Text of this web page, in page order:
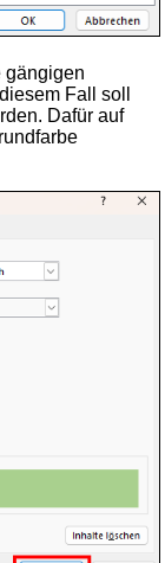
gängigen
Fall soll
Dafür auf